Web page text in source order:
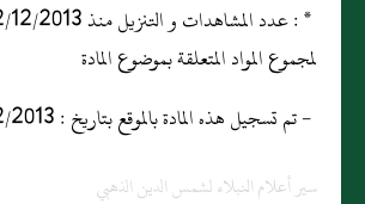
لمجموع المواد المتعلقة بموضوع المادة
- تم تسجيل هذه المادة بالموقع بتاريخ : 12/12/2013
سير أعلام النبلاء لشمس الدين الذهبي